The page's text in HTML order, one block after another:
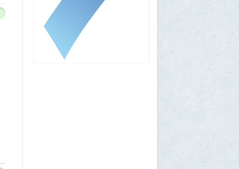
1 августа 2026, 12:58
Установку пиратской Windows
собираются сделать невозможной
1 августа 2026, 12:56
«Одиссея» сдохла: вышел первый
трейлер индийского фильма «Рамаяна»